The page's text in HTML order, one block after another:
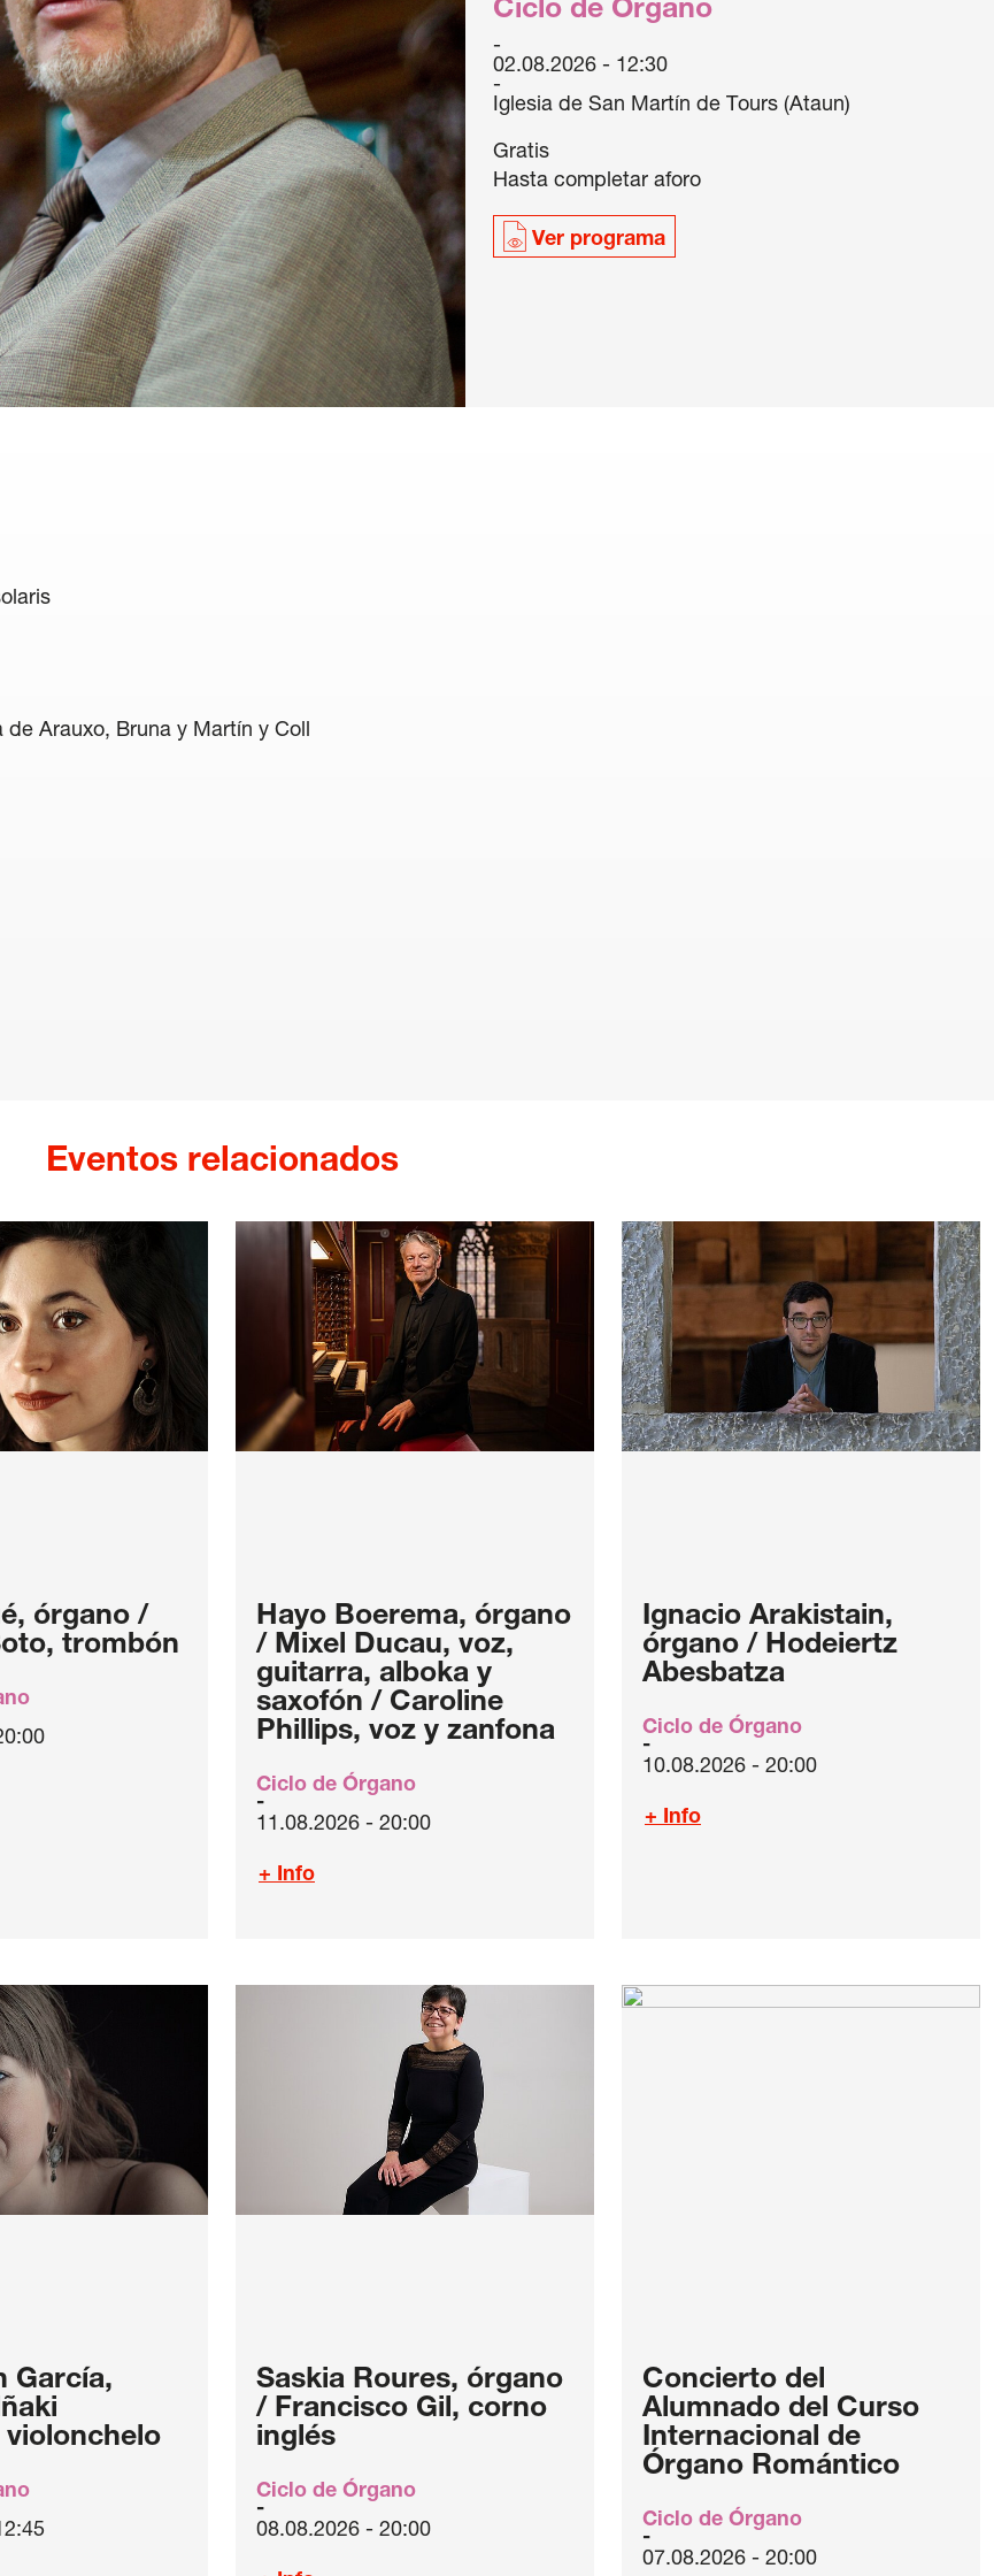
lingüística / Aviso legal / Política de privacidad
de compra de entradas / Canal de denuncias
Ciclo de Órgano
02.08.2026 - 12:30
Iglesia de San Martín de Tours (Ataun)
Gratis
Hasta completar aforo
Ver programa
Arauxo, Bruna y Martín y Coll
Eventos relacionados
órgano /
trombón
Hayo Boerema, órgano
/ Mixel Ducau, voz,
guitarra, alboka y
saxofón / Caroline
Phillips, voz y zanfona
Ciclo de Órgano
11.08.2026 - 20:00
+ Info
Ignacio Arakistain,
órgano / Hodeiertz
Abesbatza
Ciclo de Órgano
10.08.2026 - 20:00
+ Info
García,
violonchelo
Saskia Roures, órgano
/ Francisco Gil, corno
inglés
Ciclo de Órgano
08.08.2026 - 20:00
Concierto del
Alumnado del Curso
Internacional de
Órgano Romántico
Ciclo de Órgano
07.08.2026 - 20:00